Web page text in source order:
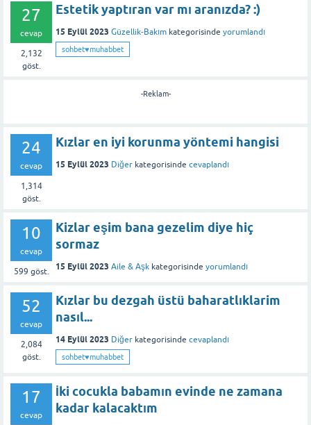
27
cevap
2,132
göst.
Estetik yaptıran var mı aranızda? :)
15 Eylül 2023 Güzellik-Bakım kategorisinde yorumlandı
sohbet♥️muhabbet
-Reklam-
24
cevap
1,314
göst.
Kızlar en iyi korunma yöntemi hangisi
15 Eylül 2023 Diğer kategorisinde cevaplandı
10
cevap
599 göst.
Kizlar eşim bana gezelim diye hiç
sormaz
15 Eylül 2023 Aile & Aşk kategorisinde yorumlandı
52
cevap
2,084
göst.
Kızlar bu dezgah üstü baharatlıklarim
nasıl...
14 Eylül 2023 Diğer kategorisinde cevaplandı
sohbet♥️muhabbet
17
cevap
İki cocukla babamın evinde ne zamana
kadar kalacaktım